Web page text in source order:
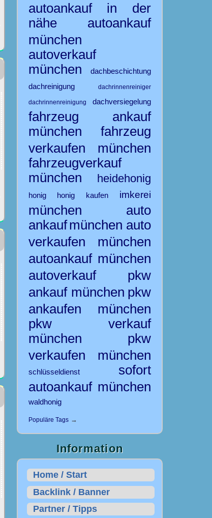
autoankauf in der
nähe
autoankauf
münchen
autoverkauf
münchen
dachbeschichtung
dachreinigung
dachrinnenreiniger
dachrinnenreinigung dachversiegelung
fahrzeug ankauf
münchen
fahrzeug
verkaufen münchen
fahrzeugverkauf
münchen
heidehonig
honig honig kaufen imkerei
münchen auto
ankaufmünchen auto
verkaufen
münchen
autoankauf münchen
autoverkauf
pkw
ankauf münchen pkw
ankaufen münchen
pkw verkauf
münchen
pkw
verkaufen münchen
schlüsseldienst
sofort
autoankauf münchen
waldhonig
Populäre Tags→
Information
Home / Start
Backlink / Banner
Partner / Tipps